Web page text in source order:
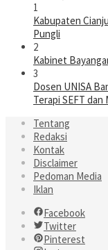
1
Kabupaten
Pungli
2
Kabinet
3
Dosen UNISA
Terapi SEFT
Tentang
Redaksi
Kontak
Disclaimer
Pedoman Media
Iklan
Facebook
Twitter
Pinterest